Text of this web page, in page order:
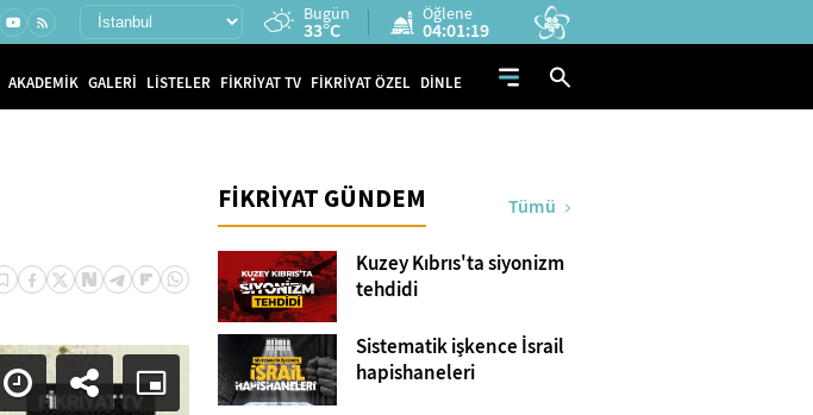
Bugün
33°C
Öğlene
04:01:18
AKADEMİK GALERİ LİSTELER FİKRİYAT TV FİKRİYAT ÖZEL DİNLE
FİKRİYAT GÜNDEM Tümü
Kuzey Kıbrıs'ta siyonizm
tehdidi
Sistematik işkence İsrail
hapishaneleri